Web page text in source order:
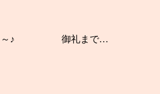
ますよ～♪ 御礼まで…